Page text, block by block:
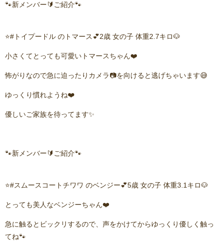
🐾新メンバー🔰ご紹介🐾
⭐️#トイプードル のトマース💕2歳 女の子 体重2.7キロ🐶
小さくてとっても可愛いトマースちゃん❤️
怖がりなので急に迫ったりカメラ📷を向けると逃げちゃいます😅
ゆっくり慣れようね❤️
優しいご家族を待ってます✨
🐾新メンバー🔰ご紹介🐾
⭐️#スムースコートチワワ のベンジー💕5歳 女の子 体重3.1キロ🐶
とっても美人なベンジーちゃん❤️
急に触るとビックリするので、声をかけてからゆっくり優しく触っ
てね🐾